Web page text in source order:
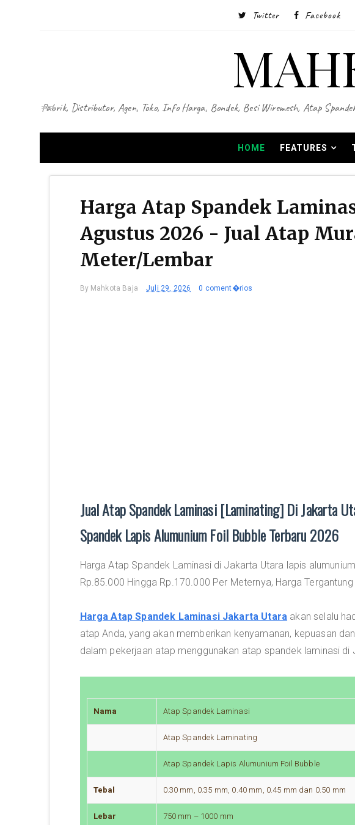
Twitter Facebook
Pabrik, Distributor, Agen, Toko, Info Harga, Bondek, Besi Wiremesh, Atap
HOME FEATURES
Harga Atap Spandek
Agustus 2026 - Jual Atap
Meter/Lembar
By Mahkota Baja Juli 29, 2026 0 coment�rios
Jual Atap Spandek Laminasi [Laminating] Di Jakarta
Spandek Lapis Alumunium Foil Bubble Terbaru 2026
Harga Atap Spandek Laminasi di Jakarta Utara lapis
Rp.85.000 Hingga Rp.170.000 Per Meternya, Harga
Harga Atap Spandek Laminasi Jakarta Utara akan selalu
atap Anda, yang akan memberikan kenyamanan, kepuasan
dalam pekerjaan atap menggunakan atap spandek laminasi di
Nama Atap Spandek Laminasi
Atap Spandek Laminating
Atap Spandek Lapis Alumunium Foil Bubble
Tebal 0.30 mm, 0.35 mm, 0.40 mm, 0.45 mm dan 0.50 mm
Lebar 750 mm – 1000 mm